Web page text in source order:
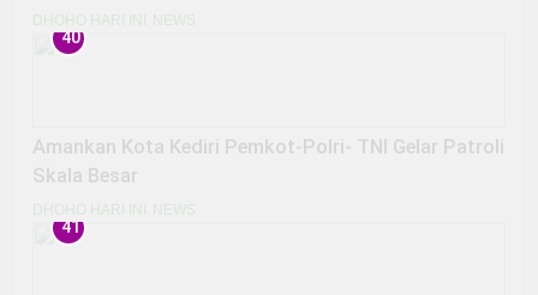
DHOHO HARI INI NEWS
40
Amankan Kota Kediri Pemkot-Polri- TNI Gelar Patroli
Skala Besar
DHOHO HARI INI NEWS
41